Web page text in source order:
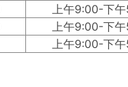
上午9:00-下
上午9:00-下
上午9:00-下